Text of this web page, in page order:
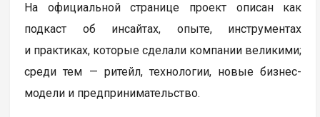
На официальной странице проект описан как
подкаст об инсайтах, опыте, инструментах
и практиках, которые сделали компании великими;
среди тем — ритейл, технологии, новые бизнес-
модели и предпринимательство.